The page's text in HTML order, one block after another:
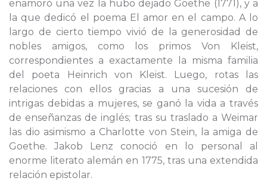
enamoró una vez la hubo dejado Goethe (1771), y a
la que dedicó el poema El amor en el campo. A lo
largo de cierto tiempo vivió de la generosidad de
nobles amigos, como los primos Von Kleist,
correspondientes a exactamente la misma familia
del poeta Heinrich von Kleist. Luego, rotas las
relaciones con ellos gracias a una sucesión de
intrigas debidas a mujeres, se ganó la vida a través
de enseñanzas de inglés; tras su traslado a Weimar
las dio asimismo a Charlotte von Stein, la amiga de
Goethe. Jakob Lenz conoció en lo personal al
enorme literato alemán en 1775, tras una extendida
relación epistolar.